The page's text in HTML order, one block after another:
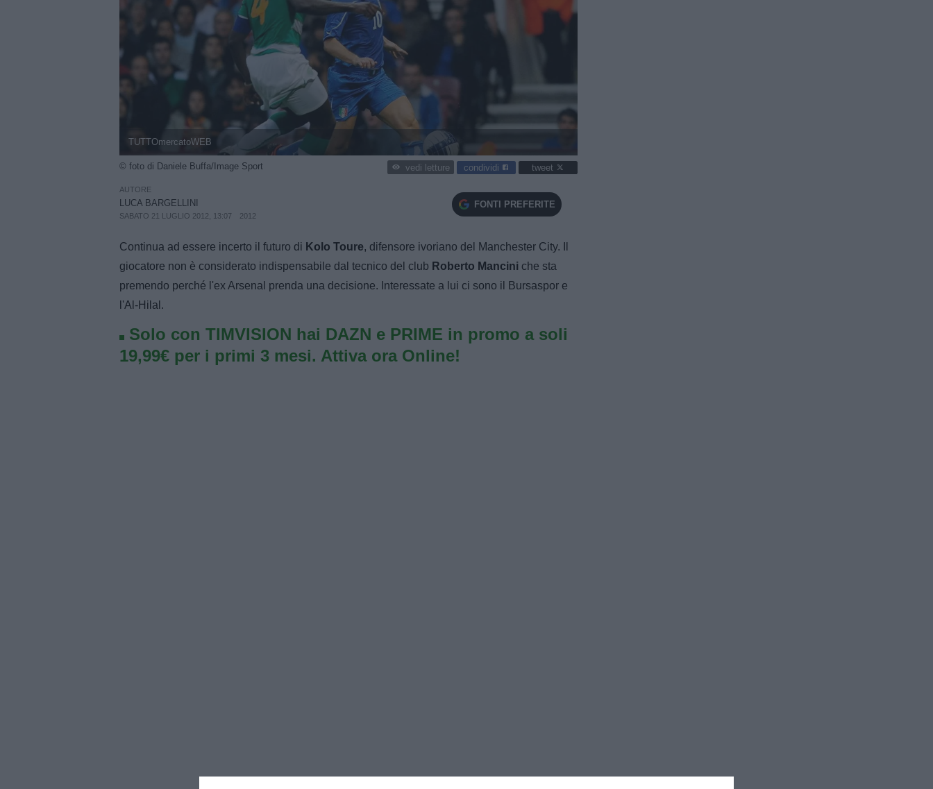
TUTTOmercatoWEB
© foto di Daniele Buffa/Image Sport vedi letture condividi tweet
AUTORE
LUCA BARGELLINI
SABATO 21 LUGLIO 2012, 13:07 2012
FONTI PREFERITE
Continua ad essere incerto il futuro di Kolo Toure, difensore ivoriano del Manchester City. Il
giocatore non è considerato indispensabile dal tecnico del club Roberto Mancini che sta
premendo perché l'ex Arsenal prenda una decisione. Interessate a lui ci sono il Bursaspor e
l'Al-Hilal.
Solo con TIMVISION hai DAZN e PRIME in promo a soli
19,99€ per i primi 3 mesi. Attiva ora Online!